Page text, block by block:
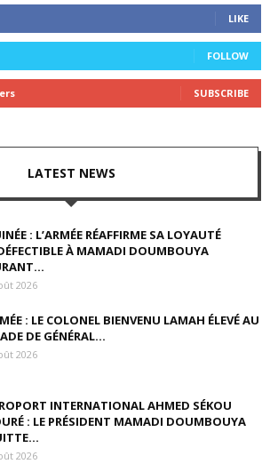
LIKE
FOLLOW
SUBSCRIBE
LATEST NEWS
: L’ARMÉE RÉAFFIRME SA LOYAUTÉ
À MAMADI DOUMBOUYA
2026
: LE COLONEL BIENVENU LAMAH ÉLEVÉ AU
DE GÉNÉRAL...
2026
INTERNATIONAL AHMED SÉKOU
: LE PRÉSIDENT MAMADI DOUMBOUYA
2026